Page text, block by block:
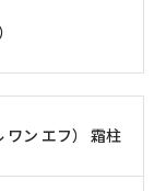
ン エフ） 霜柱